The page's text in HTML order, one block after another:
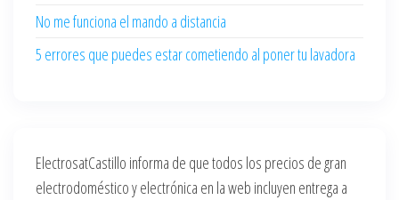
No me funciona el mando a distancia
5 errores que puedes estar cometiendo al poner tu lavadora
ElectrosatCastillo informa de que todos los precios de gran
electrodoméstico y electrónica en la web incluyen entrega a